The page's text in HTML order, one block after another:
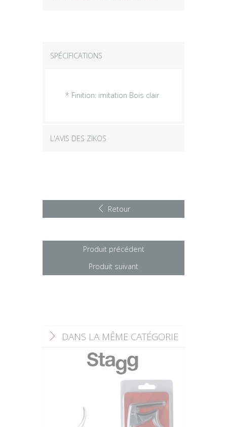
SPÉCIFICATIONS
* Finition: imitation Bois clair
L'AVIS DES ZIKOS
Retour
Produit précédent
Produit suivant
F DANS LA MÊME CATÉGORIE